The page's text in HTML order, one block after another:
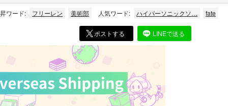
ワード: フリーレン 美術部 人気ワード: ハイパーソニックソ… fate
ポストする LINEで送る